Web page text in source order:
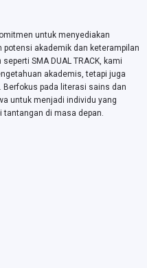
untuk menyediakan
akademik dan keterampilan
SMA DUAL TRACK, kami
akademis, tetapi juga
Berfokus pada literasi sains dan
untuk menjadi individu yang
di masa depan.